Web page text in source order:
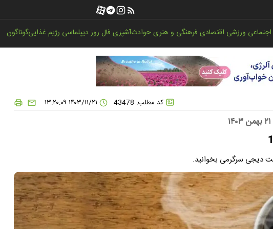
اجتماعی ورزشی اقتصادیفرهنگی و هنریحوادثآشپزیفال روزدیپلماسی رژیم غذاییگوناگون
کد مطلب: 43478